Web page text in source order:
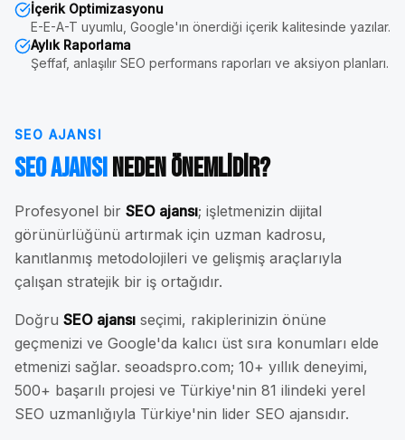
İçerik Optimizasyonu
E-E-A-T uyumlu, Google'ın önerdiği içerik kalitesinde yazılar.
Aylık Raporlama
Şeffaf, anlaşılır SEO performans raporları ve aksiyon planları.
SEO AJANSI
SEO AjansıNeden Önemlidir?
Profesyonel bir SEO ajansı; işletmenizin dijital
görünürlüğünü artırmak için uzman kadrosu,
kanıtlanmış metodolojileri ve gelişmiş araçlarıyla
çalışan stratejik bir iş ortağıdır.
Doğru SEO ajansı seçimi, rakiplerinizin önüne
geçmenizi ve Google'da kalıcı üst sıra konumları elde
etmenizi sağlar. seoadspro.com; 10+ yıllık deneyimi,
500+ başarılı projesi ve Türkiye'nin 81 ilindeki yerel
SEO uzmanlığıyla Türkiye'nin lider SEO ajansıdır.